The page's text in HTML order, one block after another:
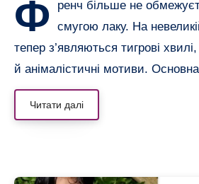
Ф
ренч більше не
смугою лаку. На
тепер з’являються тигрові
й анімалістичні мотиви.
Читати далі